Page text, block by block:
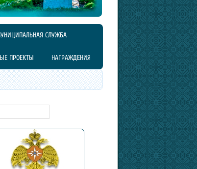
СЛУЖБА
ПРОЕКТЫ НАГРАЖДЕНИЯ